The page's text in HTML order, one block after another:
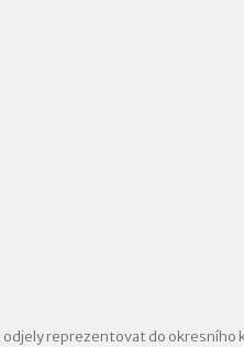
reprezentovat do okresního